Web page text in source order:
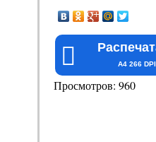
A4 266 DPI
Просмотров: 960